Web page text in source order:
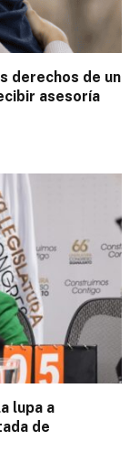
derechos de un
asesoría
lupa a
de